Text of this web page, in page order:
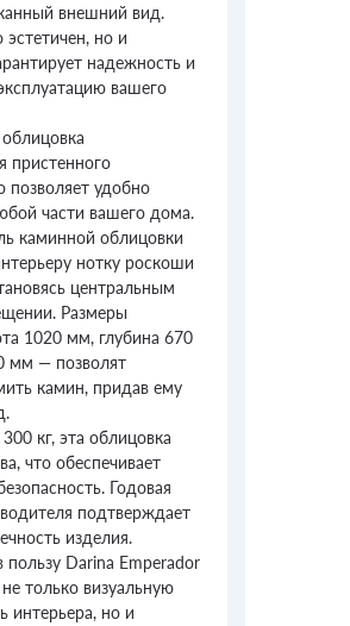
внешний вид.
но и
надежность и
вашего
пристенного
позволяет удобно
части вашего дома.
каминной облицовки
нотку роскоши
центральным
Размеры
1020 мм, глубина 670
мм — позволят
камин, придав ему
кг, эта облицовка
что обеспечивает
Годовая
подтверждает
изделия.
Darina Emperador
только визуальную
интерьера, но и